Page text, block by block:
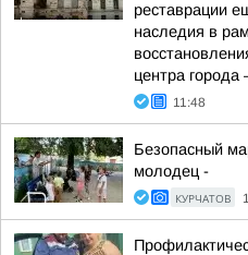
реставрации
наследия в
центра
11:48
Безопасный
молодец -
КУРЧАТОВ